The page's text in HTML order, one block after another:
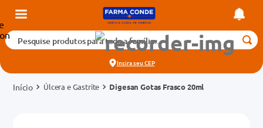
Pesquise produtos para toda a família...
Insira seu CEP
Úlcera e Gastrite Digesan Gotas Frasco 20ml
Termos mais buscados
2º
fralda